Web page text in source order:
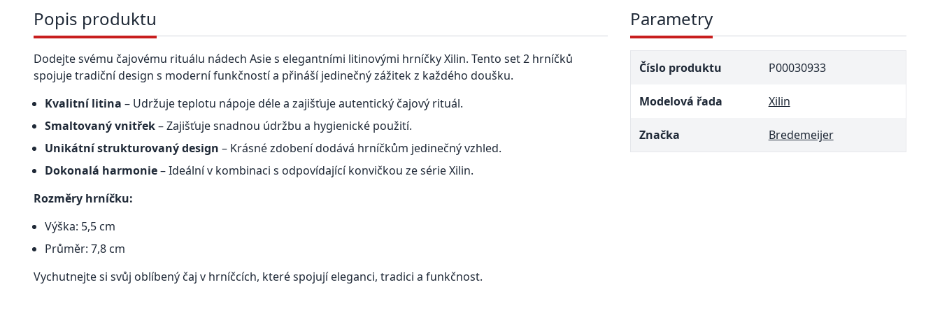
Popis produktu
Dodejte svému čajovému rituálu nádech Asie s elegantními litinovými hrníčky Xilin. Tento set 2 hrníčků
spojuje tradiční design s moderní funkčností a přináší jedinečný zážitek z každého doušku.
Kvalitní litina – Udržuje teplotu nápoje déle a zajišťuje autentický čajový rituál.
Smaltovaný vnitřek– Zajišťuje snadnou údržbu a hygienické použití.
Unikátní strukturovaný design – Krásné zdobení dodává hrníčkům jedinečný vzhled.
Dokonalá harmonie– Ideální v kombinaci s odpovídající konvičkou ze série Xilin.
Rozměry hrníčku:
Výška: 5,5 cm
Průměr: 7,8 cm
Vychutnejte si svůj oblíbený čaj v hrníčcích, které spojují eleganci, tradici a funkčnost.
Parametry
Číslo produktu P00030933
Modelová řada Xilin
Značka Bredemeijer